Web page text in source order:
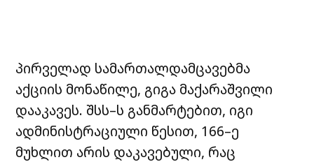
პირველად სამართალდამცავებმა
აქციის მონაწილე, გიგა მაქარაშვილი
დააკავეს. შსს–ს განმარტებით, იგი
ადმინისტრაციული წესით, 166–ე
მუხლით არის დაკავებული, რაც